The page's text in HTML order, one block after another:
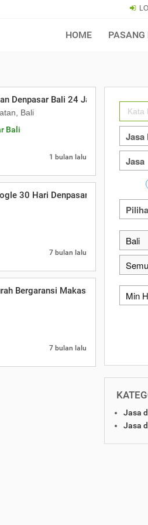
HOME
Denpasar Bali 24 Jam Terapis
Bali
Bali
1 bulan lalu
30 Hari Denpasar, Golden Hand
7 bulan lalu
Bergaransi Makassar, Golden
7 bulan lalu
Jasa
Jasa